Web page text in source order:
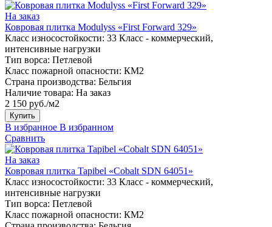
На заказ
Ковровая плитка Modulyss «First Forward 329»
Класс износостойкости: 33 Класс - коммерческий,
интенсивные нагрузки
Тип ворса: Петлевой
Класс пожарной опасности: КМ2
Страна производства: Бельгия
Наличие товара: На заказ
2 150 руб./м2
Купить
В избранное В избранном
Сравнить
На заказ
Ковровая плитка Tapibel «Cobalt SDN 64051»
Класс износостойкости: 33 Класс - коммерческий,
интенсивные нагрузки
Тип ворса: Петлевой
Класс пожарной опасности: КМ2